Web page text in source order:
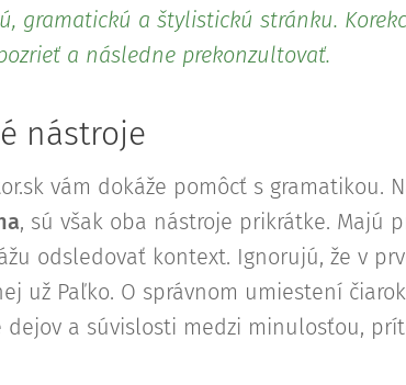
gramatickú a štylistickú stránku.
a následne prekonzultovať.
nástroje
vám dokáže pomôcť s gramatikou.
, sú však oba nástroje prikrátke. Majú
odsledovať kontext. Ignorujú, že v
už Paľko. O správnom umiestení
a súvislosti medzi minulosťou,